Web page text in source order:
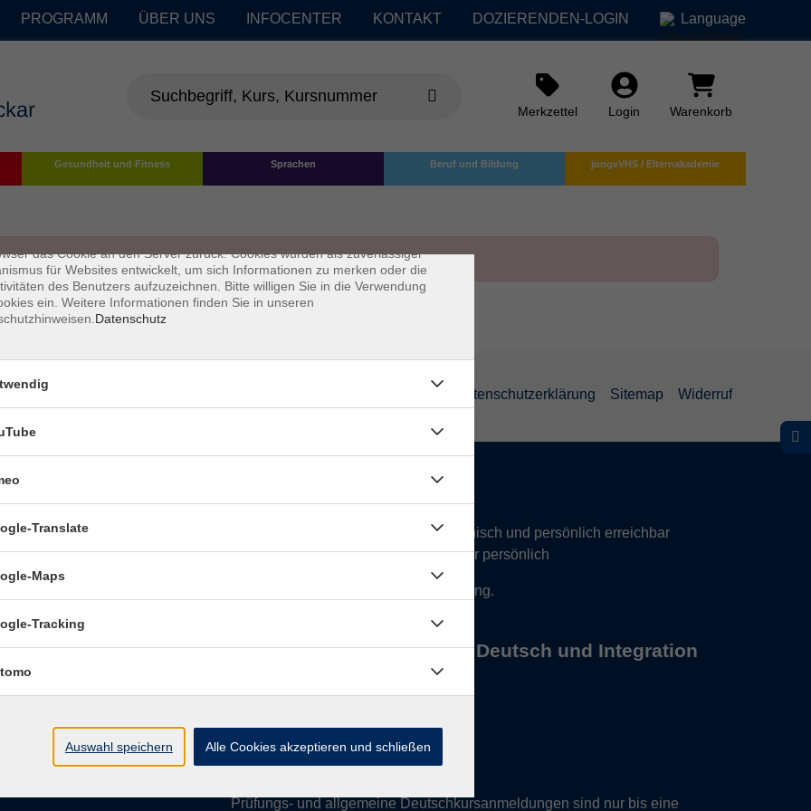
PROGRAMM ÜBER UNS INFOCENTER KONTAKT DOZIERENDEN-LOGIN Language
Merkzettel Login Warenkorb
Gesundheit und Fitness Sprachen Beruf und Bildung jungeVHS / Elternakademie
Datenschutzerklärung Sitemap Widerruf
Öffnungszeiten:
9–12.30 Uhr telefonisch und persönlich erreichbar
Mo–Do nachmittags:13.30–17 Uhr nur persönlich
Termine für Beratung nach Vereinbarung.
Öffnungszeiten des Büros Deutsch und Integration
Mi9-12 Uhr
Do & Frgeschlossen
Prüfungs- und allgemeine Deutschkursanmeldungen sind nur bis eine
sind kleine Datenmengen, die von einer Website gesendet und vom
das Cookie an den Server zurück. Cookies wurden als zuverlässiger
für Websites entwickelt, um sich Informationen zu merken oder die
des Benutzers aufzuzeichnen. Bitte willigen Sie in die Verwendung
ein. Weitere Informationen finden Sie in unseren
Datenschutz
×
Translate
Maps
Tracking
Auswahl speichern Alle Cookies akzeptieren und schließen